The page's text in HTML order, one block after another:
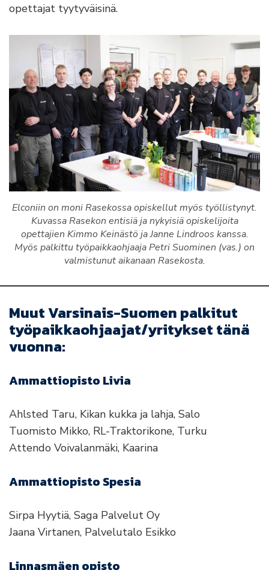
opettajat tyytyväisinä.
Elconiin on moni Rasekossa opiskellut myös työllistynyt.
Kuvassa Rasekon entisiä ja nykyisiä opiskelijoita
opettajien Kimmo Keinästö ja Janne Lindroos kanssa.
Myös palkittu työpaikkaohjaaja Petri Suominen (vas.) on
valmistunut aikanaan Rasekosta.
Muut Varsinais-Suomen palkitut
työpaikkaohjaajat/yritykset tänä
vuonna:
Ammattiopisto Livia
Ahlsted Taru, Kikan kukka ja lahja, Salo
Tuomisto Mikko, RL-Traktorikone, Turku
Attendo Voivalanmäki, Kaarina
Ammattiopisto Spesia
Sirpa Hyytiä, Saga Palvelut Oy
Jaana Virtanen, Palvelutalo Esikko
Linnasmäen opisto